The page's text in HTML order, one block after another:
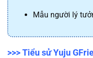
Mẫu người lý
>>> Tiểu sử Yuju